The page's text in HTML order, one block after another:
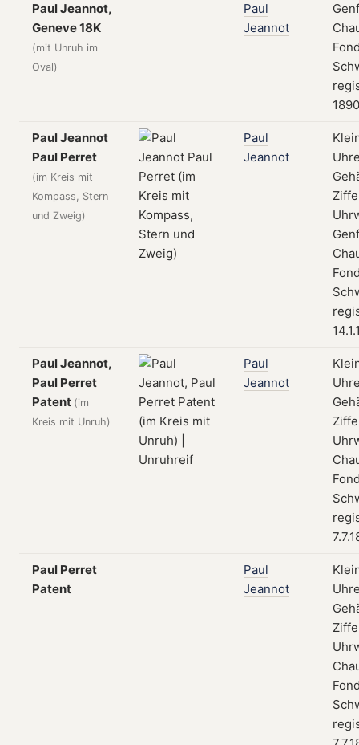
Paul Jeannot,
Geneve 18K
(mit Unruh im
Oval)
Paul
Jeannot
1890
Paul Jeannot
Paul Perret
(im Kreis mit
Kompass, Stern
und Zweig)
Paul
Jeannot
Paul Jeannot,
Paul Perret
Patent (im
Kreis mit Unruh)
Paul
Jeannot
Paul Perret
Patent
Paul
Jeannot